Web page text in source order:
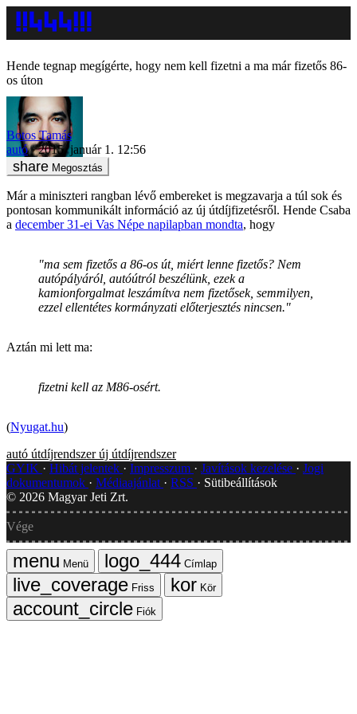
Hende tegnap megígérte, hogy nem kell fizetni a ma már fizetős 86-
os úton
Botos Tamás
autó
2015. január 1. 12:56
Megosztás
Már a miniszteri rangban lévő embereket is megzavarja a túl sok és
pontosan kommunikált információ az új útdíjfizetésről. Hende Csaba
a december 31-ei Vas Népe napilapban mondta, hogy
"ma sem fizetős a 86-os út, miért lenne fizetős? Nem
autópályáról, autóútról beszélünk, ezek a
kamionforgalmat leszámítva nem fizetősek, semmilyen,
ezzel ellentétes kormányzati előterjesztés nincsen."
Aztán mi lett ma:
fizetni kell az M86-osért.
(Nyugat.hu)
autó útdíjrendszer új útdíjrendszer
GYIK
Hibát jelentek Impresszum Javítások kezelése
Jogi
dokumentumok
Médiaajánlat RSS
Sütibeállítások
© 2026 Magyar Jeti Zrt.
Vége
Menü
Címlap
Friss
Kör
Fiók